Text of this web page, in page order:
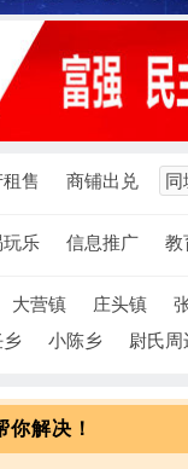
售 商铺出兑 同
乐 信息推广 教
大营镇 庄头镇
乡 小陈乡 尉氏周
解决！